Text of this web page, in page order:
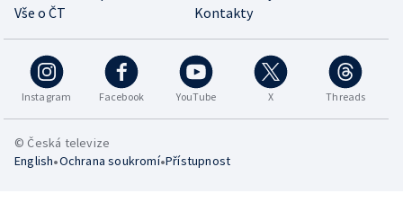
Vše o ČT
Kontakty
Instagram Facebook YouTube X Threads
© Česká televize
English•Ochrana soukromí•Přístupnost